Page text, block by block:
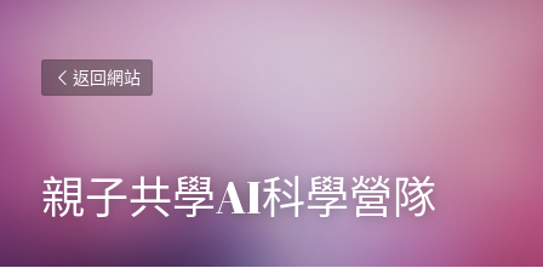
返回網站
親子共學AI科學營隊